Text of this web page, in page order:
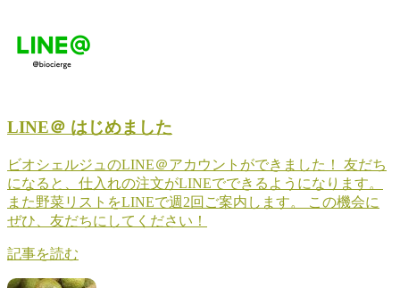
LINE＠ はじめました
ビオシェルジュのLINE＠アカウントができました！ 友だち
になると、仕入れの注文がLINEでできるようになります。
また野菜リストをLINEで週2回ご案内します。 この機会に
ぜひ、友だちにしてください！
記事を読む